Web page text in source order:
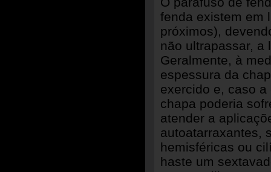
fenda existem em
próximos),
não ultrapassar, a
Geralmente, à
espessura da
exercido e, caso
chapa poderia
atender a
autoatarraxantes,
hemisféricas ou
haste um